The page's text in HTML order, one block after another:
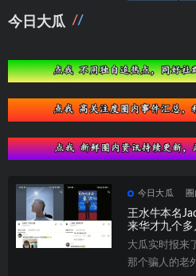
导
今日大瓜
今日大瓜
王水牛本名
来华才九个多
大瓜实时报来
那个骗人的老